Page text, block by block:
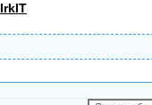
IrkIT